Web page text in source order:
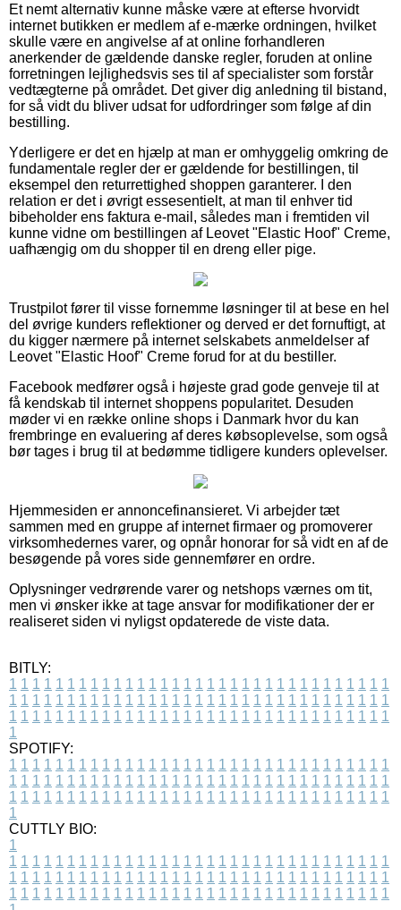
Et nemt alternativ kunne måske være at efterse hvorvidt
internet butikken er medlem af e-mærke ordningen, hvilket
skulle være en angivelse af at online forhandleren
anerkender de gældende danske regler, foruden at online
forretningen lejlighedsvis ses til af specialister som forstår
vedtægterne på området. Det giver dig anledning til bistand,
for så vidt du bliver udsat for udfordringer som følge af din
bestilling.
Yderligere er det en hjælp at man er omhyggelig omkring de
fundamentale regler der er gældende for bestillingen, til
eksempel den returrettighed shoppen garanterer. I den
relation er det i øvrigt essesentielt, at man til enhver tid
bibeholder ens faktura e-mail, således man i fremtiden vil
kunne vidne om bestillingen af Leovet "Elastic Hoof" Creme,
uafhængig om du shopper til en dreng eller pige.
Trustpilot fører til visse fornemme løsninger til at bese en hel
del øvrige kunders reflektioner og derved er det fornuftigt, at
du kigger nærmere på internet selskabets anmeldelser af
Leovet "Elastic Hoof" Creme forud for at du bestiller.
Facebook medfører også i højeste grad gode genveje til at
få kendskab til internet shoppens popularitet. Desuden
møder vi en række online shops i Danmark hvor du kan
frembringe en evaluering af deres købsoplevelse, som også
bør tages i brug til at bedømme tidligere kunders oplevelser.
Hjemmesiden er annoncefinansieret. Vi arbejder tæt
sammen med en gruppe af internet firmaer og promoverer
virksomhedernes varer, og opnår honorar for så vidt en af de
besøgende på vores side gennemfører en ordre.
Oplysninger vedrørende varer og netshops værnes om tit,
men vi ønsker ikke at tage ansvar for modifikationer der er
realiseret siden vi nyligst opdaterede de viste data.
BITLY:
1 1 1 1 1 1 1 1 1 1 1 1 1 1 1 1 1 1 1 1 1 1 1 1 1 1 1 1 1 1 1 1 1
1 1 1 1 1 1 1 1 1 1 1 1 1 1 1 1 1 1 1 1 1 1 1 1 1 1 1 1 1 1 1 1 1
1 1 1 1 1 1 1 1 1 1 1 1 1 1 1 1 1 1 1 1 1 1 1 1 1 1 1 1 1 1 1 1 1
1
SPOTIFY:
1 1 1 1 1 1 1 1 1 1 1 1 1 1 1 1 1 1 1 1 1 1 1 1 1 1 1 1 1 1 1 1 1
1 1 1 1 1 1 1 1 1 1 1 1 1 1 1 1 1 1 1 1 1 1 1 1 1 1 1 1 1 1 1 1 1
1 1 1 1 1 1 1 1 1 1 1 1 1 1 1 1 1 1 1 1 1 1 1 1 1 1 1 1 1 1 1 1 1
1
CUTTLY BIO:
1
1 1 1 1 1 1 1 1 1 1 1 1 1 1 1 1 1 1 1 1 1 1 1 1 1 1 1 1 1 1 1 1 1
1 1 1 1 1 1 1 1 1 1 1 1 1 1 1 1 1 1 1 1 1 1 1 1 1 1 1 1 1 1 1 1 1
1 1 1 1 1 1 1 1 1 1 1 1 1 1 1 1 1 1 1 1 1 1 1 1 1 1 1 1 1 1 1 1 1